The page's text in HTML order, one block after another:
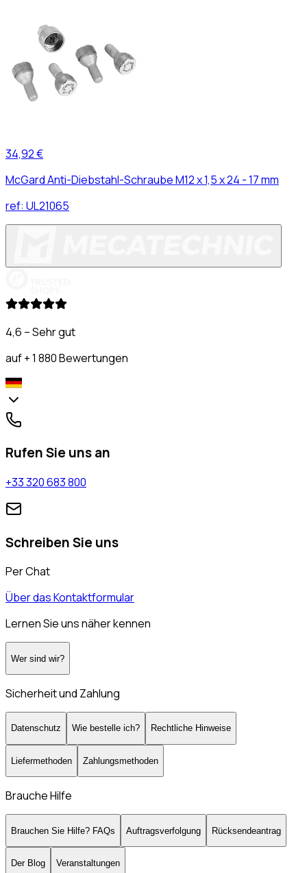
34,92 €
McGard Anti-Diebstahl-Schraube M12 x 1,5 x 24 - 17 mm
ref: UL21065
4,6 – Sehr gut
auf + 1 880 Bewertungen
Rufen Sie uns an
+33 320 683 800
Schreiben Sie uns
Per Chat
Über das Kontaktformular
Lernen Sie uns näher kennen
Wer sind wir?
Sicherheit und Zahlung
Datenschutz Wie bestelle ich? Rechtliche Hinweise
Liefermethoden Zahlungsmethoden
Brauche Hilfe
Brauchen Sie Hilfe? FAQs Auftragsverfolgung Rücksendeantrag
Der Blog Veranstaltungen